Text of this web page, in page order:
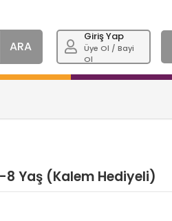
ARA
Giriş Yap
Üye Ol / Bayi
Ol
Yaş (Kalem Hediyeli)